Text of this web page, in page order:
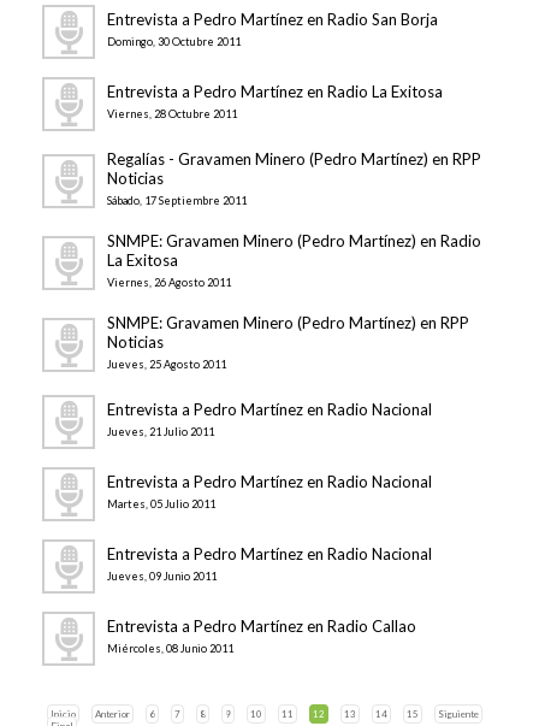
Entrevista a Pedro Martínez en Radio San Borja
Domingo, 30 Octubre 2011
Entrevista a Pedro Martínez en Radio La Exitosa
Viernes, 28 Octubre 2011
Regalías - Gravamen Minero (Pedro Martínez) en RPP
Noticias
Sábado, 17 Septiembre 2011
SNMPE: Gravamen Minero (Pedro Martínez) en Radio
La Exitosa
Viernes, 26 Agosto 2011
SNMPE: Gravamen Minero (Pedro Martínez) en RPP
Noticias
Jueves, 25 Agosto 2011
Entrevista a Pedro Martínez en Radio Nacional
Jueves, 21 Julio 2011
Entrevista a Pedro Martínez en Radio Nacional
Martes, 05 Julio 2011
Entrevista a Pedro Martínez en Radio Nacional
Jueves, 09 Junio 2011
Entrevista a Pedro Martínez en Radio Callao
Miércoles, 08 Junio 2011
Inicio Anterior 6 7 8 9 10 11 12 13 14 15
Siguiente